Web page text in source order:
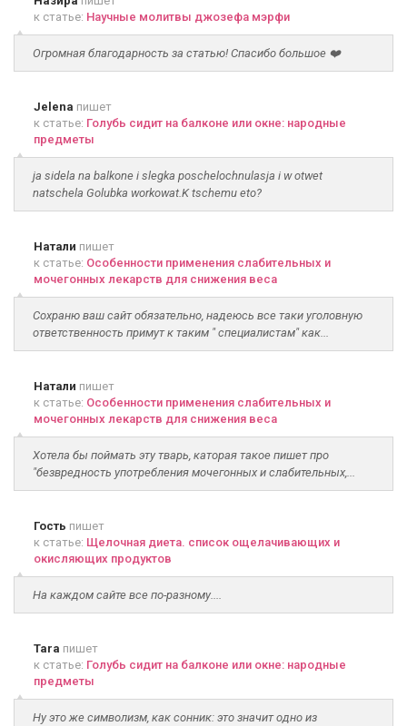
к статье: Научные молитвы джозефа мэрфи
Огромная благодарность за статью! Спасибо большое ❤️
Jelena пишет
к статье: Голубь сидит на балконе или окне: народные
предметы
ja sidela na balkone i slegka poschelochnulasja i w otwet
natschela Golubka workowat.K tschemu eto?
Натали пишет
к статье: Особенности применения слабительных и
мочегонных лекарств для снижения веса
Сохраню ваш сайт обязательно, надеюсь все таки уголовную
ответственность примут к таким " специалистам" как...
Натали пишет
к статье: Особенности применения слабительных и
мочегонных лекарств для снижения веса
Хотела бы поймать эту тварь, каторая такое пишет про
"безвредность употребления мочегонных и слабительных,...
Гость пишет
к статье: Щелочная диета. список ощелачивающих и
окисляющих продуктов
На каждом сайте все по-разному....
Tara пишет
к статье: Голубь сидит на балконе или окне: народные
предметы
Ну это же символизм, как сонник: это значит одно из